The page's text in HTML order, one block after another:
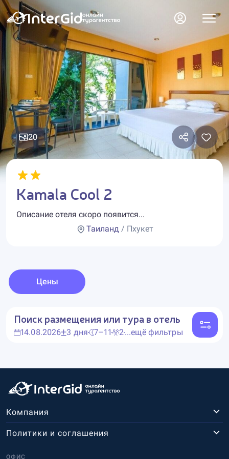
20
Kamala Cool 2
Описание отеля скоро появится...
Таиланд / Пхукет
Цены
Поиск размещения или тура в отель
14.08.2026 3 дня 7–11 2...ещё фильтры
Компания
ОФИС
Политики и соглашения